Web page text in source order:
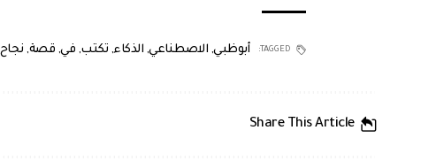
TAGGED: أبوظبي, الاصطناعي, الذكاء, تكتب, في, قصة, نجاح
Share This Article